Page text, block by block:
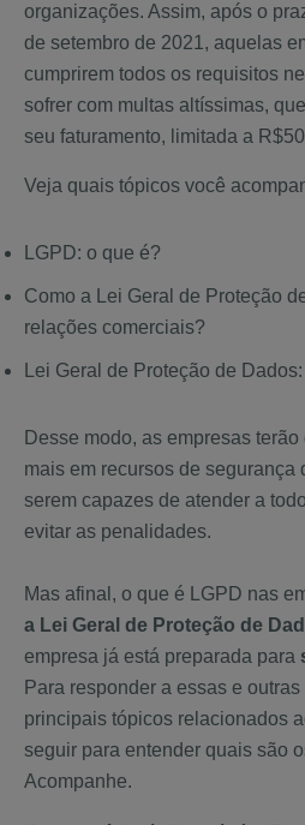
organizações. Assim, após o
de setembro de 2021, aquelas
cumprirem todos os requisitos
sofrer com multas altíssimas,
seu faturamento, limitada a
Veja quais tópicos você
LGPD: o que é?
Como a Lei Geral de Proteção
relações comerciais?
Lei Geral de Proteção de
Desse modo, as empresas
mais em recursos de segurança
serem capazes de atender a
evitar as penalidades.
Mas afinal, o que é LGPD nas
a Lei Geral de Proteção de
empresa já está preparada para
Para responder a essas e
principais tópicos relacionados
seguir para entender quais são
Acompanhe.